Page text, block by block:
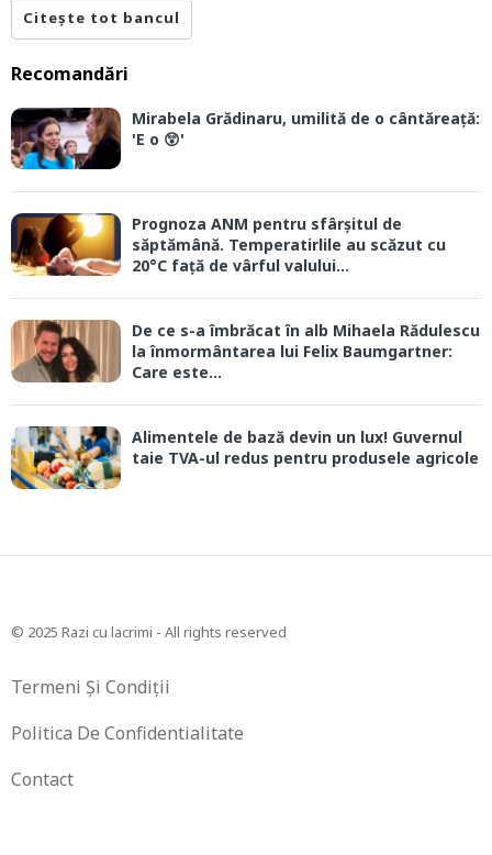
Citește tot bancul
Recomandări
Mirabela Grădinaru, umilită de o cântăreață:
'E o 😲'
Prognoza ANM pentru sfârșitul de
săptămână. Temperatirlile au scăzut cu
20°C față de vârful valului...
De ce s-a îmbrăcat în alb Mihaela Rădulescu
la înmormântarea lui Felix Baumgartner:
Care este...
Alimentele de bază devin un lux! Guvernul
taie TVA-ul redus pentru produsele agricole
© 2025 Razi cu lacrimi - All rights reserved
Termeni Și Condiții
Politica De Confidentialitate
Contact